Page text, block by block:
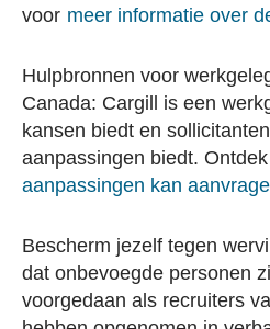
voor meer informatie over
Hulpbronnen voor
Canada: Cargill is een
kansen biedt en
aanpassingen biedt.
aanpassingen kan
Bescherm jezelf tegen
dat onbevoegde personen
voorgedaan als recruiters